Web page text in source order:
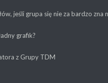
jeśli grupa się nie za bardzo
grafik?
z Grupy TDM